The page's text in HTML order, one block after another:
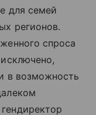
для семей
регионов.
спроса
в возможность